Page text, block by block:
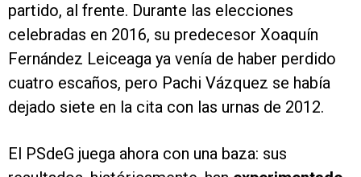
partido, al frente. Durante las elecciones
celebradas en 2016, su predecesor Xoaquín
Fernández Leiceaga ya venía de haber perdido
cuatro escaños, pero Pachi Vázquez se había
dejado siete en la cita con las urnas de 2012.
El PSdeG juega ahora con una baza: sus